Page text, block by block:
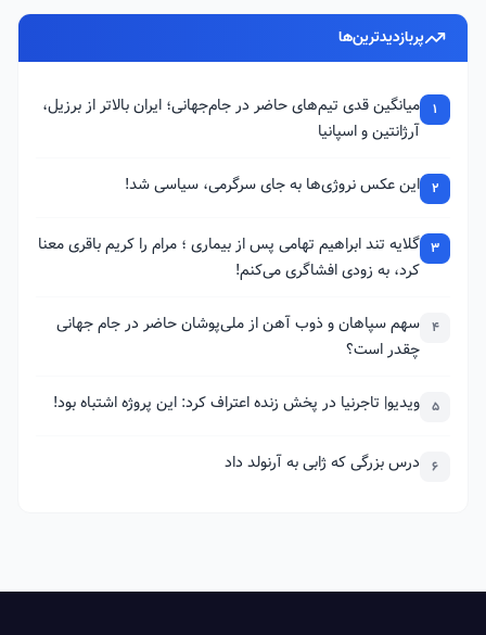
پربازدیدترین‌ها
1
میانگین قدی تیم‌های حاضر در جام‌جهانی؛ ایران بالاتر از برزیل،
آرژانتین و اسپانیا
2 این عکس نروژی‌ها به جای سرگرمی، سیاسی شد!
3 گلایه تند ابراهیم تهامی پس از بیماری ؛ مرام را کریم باقری معنا
کرد، به زودی افشاگری می‌کنم!
4 سهم سپاهان و ذوب آهن از ملی‌پوشان حاضر در جام جهانی
چقدر است؟
5 ویدیو| تاجرنیا در پخش زنده اعتراف کرد: این پروژه اشتباه بود!
6 درس بزرگی که ژابی به آرنولد داد